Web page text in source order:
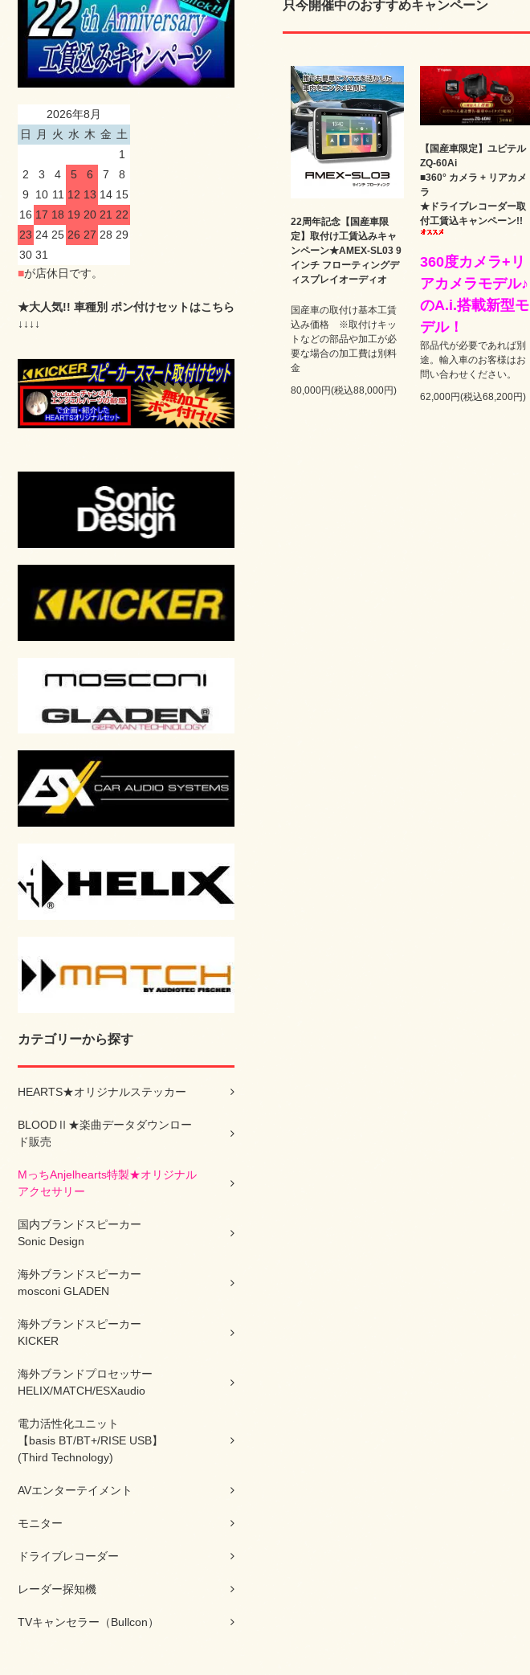
2026年8月
日
月 火 水 木 金 土
1
2
3 4 5 6 7
8
9
10 11 12 13 14 15
16 17 18 19 20 21 22
23 24 25 26 27 28 29
30 31
■が店休日です。
★大人気!! 車種別 ポン付けセットはこちら
↓↓↓↓
カテゴリーから探す
HEARTS★オリジナルステッカー
BLOODⅡ★楽曲データダウンロー
ド販売
MっちAnjelhearts特製★オリジナル
アクセサリー
国内ブランドスピーカー
Sonic Design
海外ブランドスピーカー
mosconi GLADEN
海外ブランドスピーカー
KICKER
海外ブランドプロセッサー
HELIX/MATCH/ESXaudio
電力活性化ユニット
【basis BT/BT+/RISE USB】
(Third Technology)
AVエンターテイメント
モニター
ドライブレコーダー
レーダー探知機
TVキャンセラー（Bullcon）
只今開催中のおすすめキャンペーン
22周年記念【国産車限
定】取付け工賃込みキャ
ンペーン★AMEX-SL03 9
インチ フローティングデ
ィスプレイオーディオ
国産車の取付け基本工賃
込み価格 ※取付けキッ
トなどの部品や加工が必
要な場合の加工費は別料
金
80,000円(税込88,000円)
【国産車限定】ユピテル
ZQ-60Ai
■360° カメラ + リアカメ
ラ
★ドライブレコーダー取
付工賃込キャンペーン!!
360度カメラ+リ
アカメラモデル♪
のA.i.搭載新型モ
デル！
部品代が必要であれば別
途。輸入車のお客様はお
問い合わせください。
62,000円(税込68,200円)